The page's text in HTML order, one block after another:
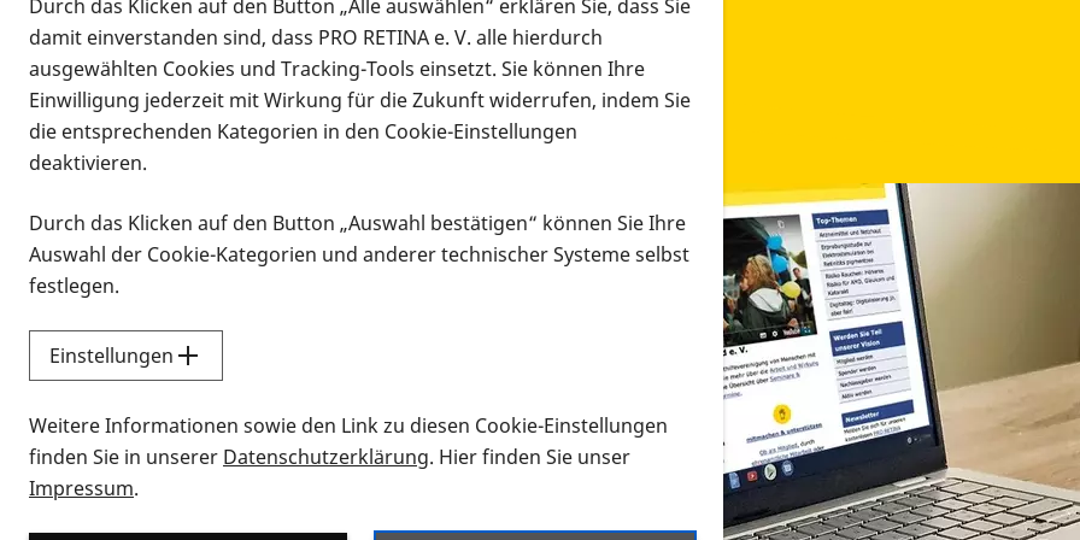
Infomaterial
Infomaterial
Vorlesen
Alle Infomaterialien in verschiedenen Formaten an
Sie möchten wissen, wie Sie nach Infonmaterial suchen und dieses bestellen bzw. herunterladen
Durch das Klicken auf den Button „Alle auswählen“ erklären Sie, dass Sie
damit einverstanden sind, dass PRO RETINA e. V. alle hierdurch
ausgewählten Cookies und Tracking-Tools einsetzt. Sie können Ihre
Einwilligung jederzeit mit Wirkung für die Zukunft widerrufen, indem Sie
die entsprechenden Kategorien in den Cookie-Einstellungen
deaktivieren.
Durch das Klicken auf den Button „Auswahl bestätigen“ können Sie Ihre
Auswahl der Cookie-Kategorien und anderer technischer Systeme selbst
festlegen.
Einstellungen
Weitere Informationen sowie den Link zu diesen Cookie-Einstellungen
finden Sie in unserer Datenschutzerklärung. Hier finden Sie unser
Impressum.